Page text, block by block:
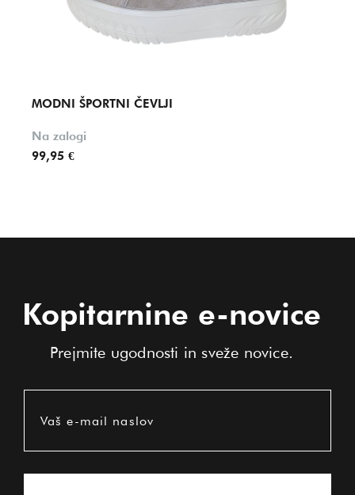
MODNI ŠPORTNI ČEVLJI
Na zalogi
99,95 €
Kopitarnine e-novice
Prejmite ugodnosti in sveže novice.
Vaš e-mail naslov